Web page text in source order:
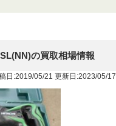
の買取相場情報
日:2019/05/21 更新日:2023/05/17